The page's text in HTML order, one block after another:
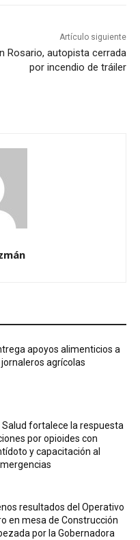
Artículo siguiente
Rosario, autopista cerrada
por incendio de tráiler
apoyos alimenticios a
agrícolas
fortalece la respuesta
por opioides con
y capacitación al
resultados del Operativo
en mesa de Construcción
por la Gobernadora